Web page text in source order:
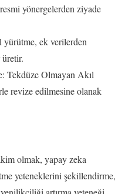
yönergelerden ziyade
yürütme, ek verilerden
Tekdüze Olmayan Akıl
revize edilmesine olanak
olmak, yapay zeka
yeteneklerini şekillendirme,